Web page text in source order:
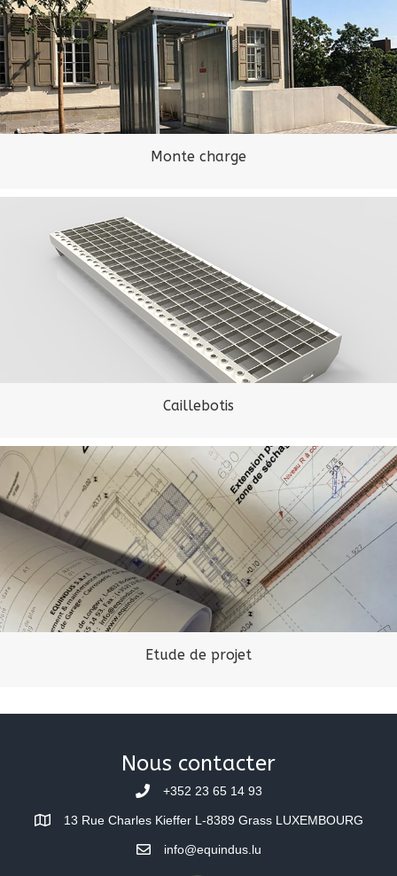
Monte charge
Caillebotis
Etude de projet
Nous contacter
+352 23 65 14 93
13 Rue Charles Kieffer L-8389 Grass LUXEMBOURG
info@equindus.lu